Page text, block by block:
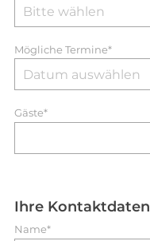
Mögliche Termine*
Gäste*
Ihre Kontaktdaten
Name*